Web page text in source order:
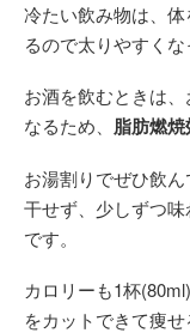
冷たい飲み物は、
るので太りやすくな
お酒を飲むときは
なるため、 脂肪燃
お湯割りでぜひ飲
干せず、少しずつ
です。
カロリーも1杯
をカットできて痩せ